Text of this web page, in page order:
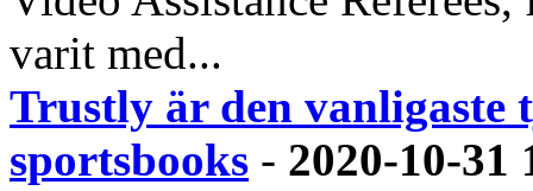
varit med...
Trustly är den vanligaste
sportsbooks - 2020-10-31